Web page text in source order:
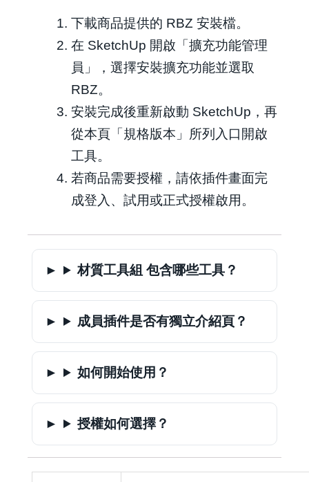
下載商品提供的 RBZ 安裝檔。
在 SketchUp 開啟「擴充功能管理
員」，選擇安裝擴充功能並選取
RBZ。
安裝完成後重新啟動 SketchUp，再
從本頁「規格版本」所列入口開啟
工具。
若商品需要授權，請依插件畫面完
成登入、試用或正式授權啟用。
材質工具組 包含哪些工具？
成員插件是否有獨立介紹頁？
如何開始使用？
授權如何選擇？